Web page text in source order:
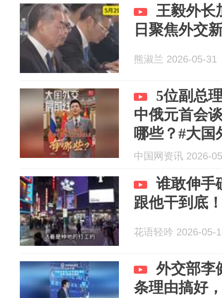
王毅外长
日聚焦外交
熊淑兰 2026-05-31
5位副总
中俄元首会
哪些？#大国
元首会谈现
中国网资讯 2026-
谁敢伸手
跟他干到底
花语轻吟 2026-05-
外交部李
条理由搞好